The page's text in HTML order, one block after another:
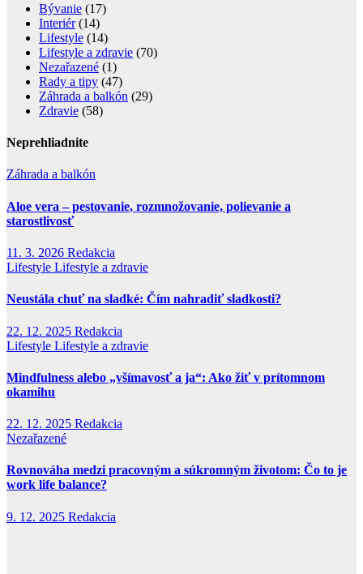
Bývanie (17)
Interiér(14)
Lifestyle (14)
Lifestyle a zdravie (70)
Nezařazené (1)
Rady a tipy (47)
Záhrada a balkón (29)
Zdravie (58)
Neprehliadnite
Záhrada a balkón
Aloe vera – pestovanie, rozmnožovanie, polievanie a
starostlivosť
11. 3. 2026 Redakcia
Lifestyle Lifestyle a zdravie
Neustála chuť na sladké: Čím nahradiť sladkosti?
22. 12. 2025 Redakcia
Lifestyle Lifestyle a zdravie
Mindfulness alebo „všímavosť a ja“: Ako žiť v prítomnom
okamihu
22. 12. 2025 Redakcia
Nezařazené
Rovnováha medzi pracovným a súkromným životom: Čo to je
work life balance?
9. 12. 2025 Redakcia